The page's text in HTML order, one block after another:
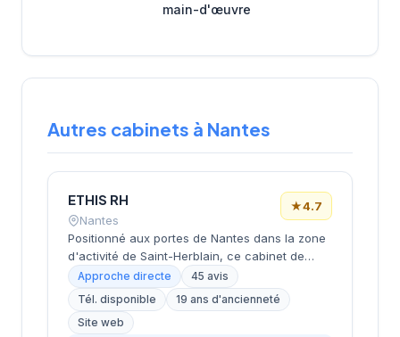
main-d'œuvre
Autres cabinets à Nantes
ETHIS RH
Nantes
★4.7
Positionné aux portes de Nantes dans la zone
d'activité de Saint-Herblain, ce cabinet de
recrutement rayonne sur l'ensemble de la
métropole nantaise. Sa proximité avec les
principaux axes économiques de
l'agglomération lui permet d'accompagner
Approche directe
45 avis
Tél. disponible
19 ans d'ancienneté
Site web